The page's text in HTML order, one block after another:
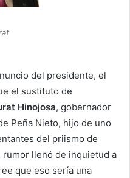
del presidente, el
el sustituto de
Hinojosa, gobernador
Peña Nieto, hijo de uno
del priismo de
rumor llenó de inquietud a
que eso sería una